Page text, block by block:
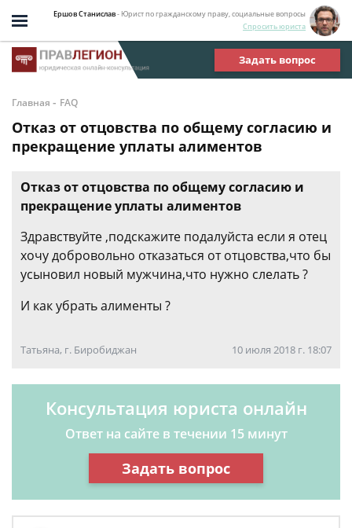
Ершов Станислав- Юрист по гражданскому праву, социальные вопросы
Спросить юриста
Задать вопрос
Главная - FAQ
Отказ от отцовства по общему согласию и
прекращение уплаты алиментов
Отказ от отцовства по общему согласию и
прекращение уплаты алиментов
Здравствуйте ,подскажите подалуйста если я отец
хочу добровольно отказаться от отцовства,что бы
усыновил новый мужчина,что нужно слелать ?
И как убрать алименты ?
Татьяна, г. Биробиджан 10 июля 2018 г. 18:07
Консультация юриста онлайн
Ответ на сайте в течении 15 минут
Задать вопрос